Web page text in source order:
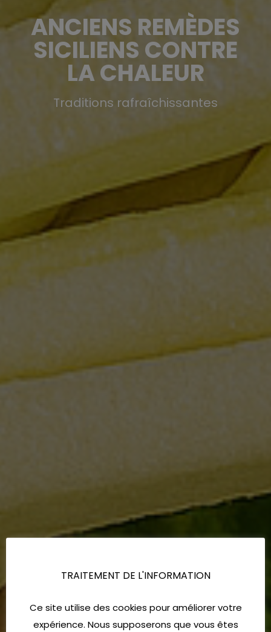
ANCIENS REMÈDES
SICILIENS CONTRE
LA CHALEUR
Traditions rafraîchissantes
TRAITEMENT DE L'INFORMATION
Ce site utilise des cookies pour améliorer votre
expérience. Nous supposerons que vous êtes